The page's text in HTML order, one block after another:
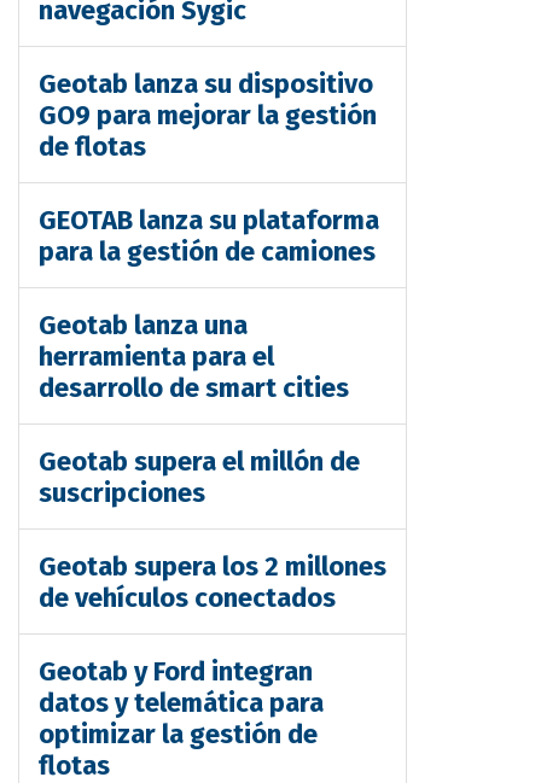
navegación Sygic
Geotab lanza su dispositivo
GO9 para mejorar la gestión
de flotas
GEOTAB lanza su plataforma
para la gestión de camiones
Geotab lanza una
herramienta para el
desarrollo de smart cities
Geotab supera el millón de
suscripciones
Geotab supera los 2 millones
de vehículos conectados
Geotab y Ford integran
datos y telemática para
optimizar la gestión de
flotas